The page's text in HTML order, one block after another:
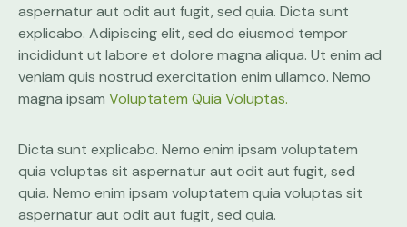
aspernatur aut odit aut fugit, sed quia. Dicta sunt
explicabo. Adipiscing elit, sed do eiusmod tempor
incididunt ut labore et dolore magna aliqua. Ut enim ad
veniam quis nostrud exercitation enim ullamco. Nemo
magna ipsam Voluptatem Quia Voluptas.
Dicta sunt explicabo. Nemo enim ipsam voluptatem
quia voluptas sit aspernatur aut odit aut fugit, sed
quia. Nemo enim ipsam voluptatem quia voluptas sit
aspernatur aut odit aut fugit, sed quia.